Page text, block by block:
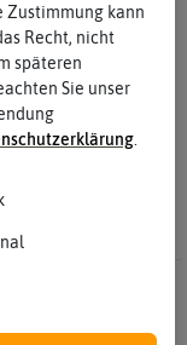
und der
Schritt, um unsere
Milchshake
müssen wir zum
ist nicht nur
und
Zustimmung kann
Recht, nicht
späteren
Sie unser